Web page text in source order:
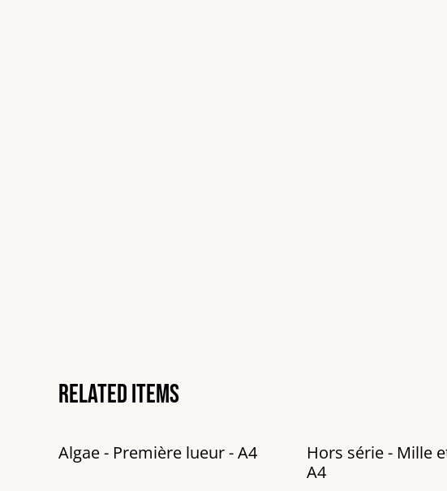
Related items
Algae - Première lueur - A4
Hors série - Mille
A4